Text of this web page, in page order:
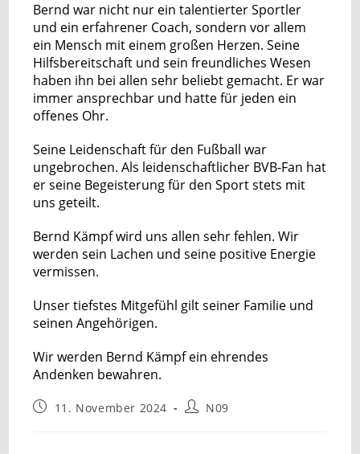
Bernd war nicht nur ein talentierter Sportler
und ein erfahrener Coach, sondern vor allem
ein Mensch mit einem großen Herzen. Seine
Hilfsbereitschaft und sein freundliches Wesen
haben ihn bei allen sehr beliebt gemacht. Er war
immer ansprechbar und hatte für jeden ein
offenes Ohr.
Seine Leidenschaft für den Fußball war
ungebrochen. Als leidenschaftlicher BVB-Fan hat
er seine Begeisterung für den Sport stets mit
uns geteilt.
Bernd Kämpf wird uns allen sehr fehlen. Wir
werden sein Lachen und seine positive Energie
vermissen.
Unser tiefstes Mitgefühl gilt seiner Familie und
seinen Angehörigen.
Wir werden Bernd Kämpf ein ehrendes
Andenken bewahren.
11. November 2024 N09